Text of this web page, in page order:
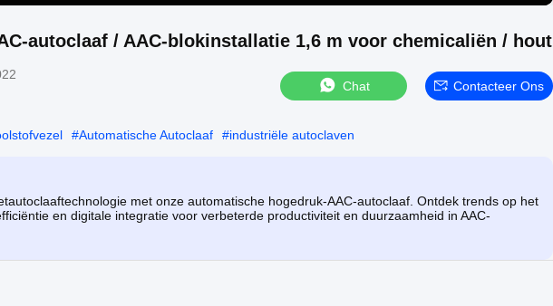
autoclaaf / AAC-blokinstallatie 1,6 m voor chemicaliën / hout
Chat Contacteer Ons
#Automatische Autoclaaf #industriële autoclaven
met onze automatische hogedruk-AAC-autoclaaf. Ontdek trends op het
en digitale integratie voor verbeterde productiviteit en duurzaamheid in AAC-